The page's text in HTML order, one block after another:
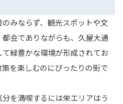
みならず、観光スポットや文
会でありながらも、久屋大通
緑豊かな環境が形成されてお
策を楽しむのにぴったりの街で
を満喫するには栄エリアはう